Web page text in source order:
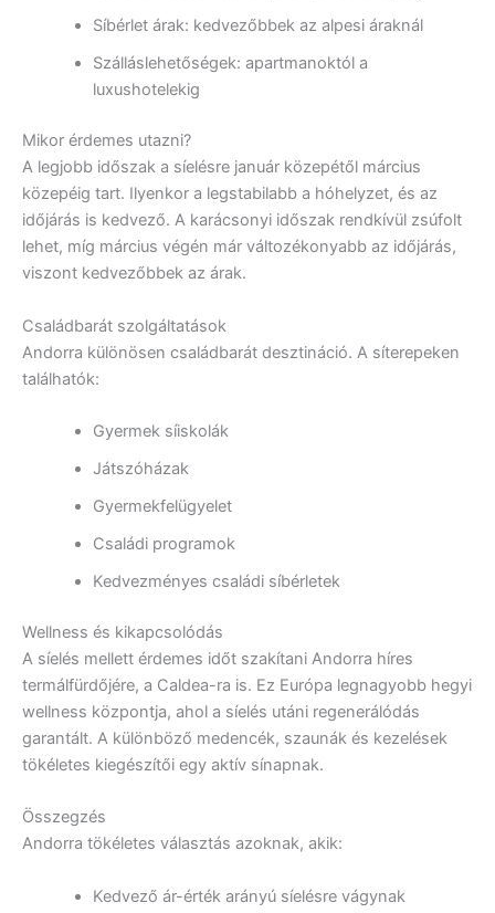
Síbérlet árak: kedvezőbbek az alpesi áraknál
Szálláslehetőségek: apartmanoktól a
luxushotelekig
Mikor érdemes utazni?
A legjobb időszak a síelésre január közepétől március
közepéig tart. Ilyenkor a legstabilabb a hóhelyzet, és az
időjárás is kedvező. A karácsonyi időszak rendkívül zsúfolt
lehet, míg március végén már változékonyabb az időjárás,
viszont kedvezőbbek az árak.
Családbarát szolgáltatások
Andorra különösen családbarát desztináció. A síterepeken
találhatók:
Gyermek síiskolák
Játszóházak
Gyermekfelügyelet
Családi programok
Kedvezményes családi síbérletek
Wellness és kikapcsolódás
A síelés mellett érdemes időt szakítani Andorra híres
termálfürdőjére, a Caldea-ra is. Ez Európa legnagyobb hegyi
wellness központja, ahol a síelés utáni regenerálódás
garantált. A különböző medencék, szaunák és kezelések
tökéletes kiegészítői egy aktív sínapnak.
Összegzés
Andorra tökéletes választás azoknak, akik:
Kedvező ár-érték arányú síelésre vágynak